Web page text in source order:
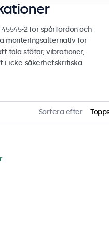
2 för spårfordon och
monteringsalternativ för
tåla stötar, vibrationer,
i icke-säkerhetskritiska
Sortera efter